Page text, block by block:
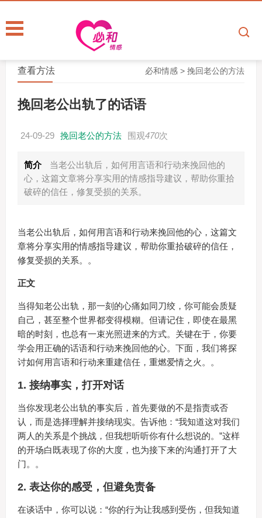
必和情感 >挽回老公的方法
查看方法
挽回老公出轨了的话语
24-09-29 挽回老公的方法 围观470次
简介
当老公出轨后，如何用言语和行动来挽回他的
心，这篇文章将分享实用的情感指导建议，帮助你重拾
破碎的信任，修复受损的关系。
当老公出轨后，如何用言语和行动来挽回他的心，这篇文
章将分享实用的情感指导建议，帮助你重拾破碎的信任，
修复受损的关系。。
正文
当得知老公出轨，那一刻的心痛如同刀绞，你可能会质疑
自己，甚至整个世界都变得模糊。但请记住，即使在最黑
暗的时刻，也总有一束光照进来的方式。关键在于，你要
学会用正确的话语和行动来挽回他的心。下面，我们将探
讨如何用言语和行动来重建信任，重燃爱情之火。。
1. 接纳事实，打开对话
当你发现老公出轨的事实后，首先要做的不是指责或否
认，而是选择理解并接纳现实。告诉他：“我知道这对我们
两人的关系是个挑战，但我想听听你有什么想说的。”这样
的开场白既表现了你的大度，也为接下来的沟通打开了大
门。。
2. 表达你的感受，但避免责备
在谈话中，你可以说：“你的行为让我感到受伤，但我知道